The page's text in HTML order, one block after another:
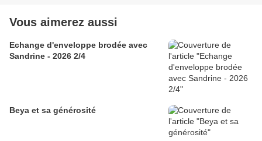
Vous aimerez aussi
Echange d'enveloppe brodée avec
Sandrine - 2026 2/4
Beya et sa générosité